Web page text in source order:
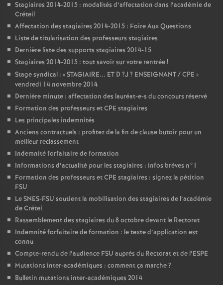
Stagiaires 2014-2015 : modalités d’affectation dans l’académie de
Créteil
Affectation des stagiaires 2014-2015 : Foire Aux Questions
Liste de titularisation des professeurs stagiaires
Dernière liste des supports stagiaires 2014-15
Stagiaires 2014-2015 : tout savoir sur votre rentrée!
Stage syndical : «STAGIAIRE... ET D ?J ? ENSEIGNANT/CPE »
vendredi 14 novembre 2014
Dernière minute : affectation des lauréat-e-s du concours réservé
Formation des professeurs etCPE stagiaires
Les principales indemnités
Anciens contractuels : profitez de la fin de clause butoir pour un
meilleur reclassement
Indemnité forfaitaire de formation
Informations d’actualité pour les stagiaires : infos brèves n°1
Formation des professeurs etCPE stagiaires : signez la pétition
FSU
LeSNES-FSU soutient la mobilisation des stagiaires de l’académie
de Crétei
Rassemblement des stagiaires du 8 octobre devant le Rectorat
Indemnité forfaitaire de formation : le texte d’application est
connu
Compte-rendu de l’audience FSU auprès du Rectorat et de l’ESPE
Mutations inter-académiques : comment ça marche?
Bulletin mutations inter-académiques 2014